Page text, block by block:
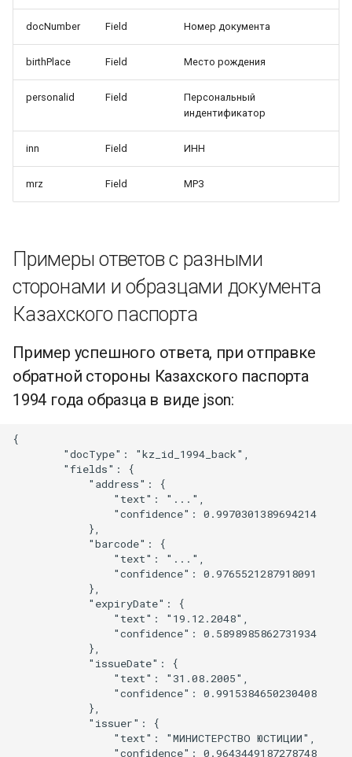
docNumber Field Номер документа
birthPlace Field Место рождения
personalid Field
Персональный
индентификатор
inn Field ИНН
mrz Field МРЗ
Примеры ответов с разными
сторонами и образцами документа
Казахского паспорта
Пример успешного ответа, при отправке
обратной стороны Казахского паспорта
1994 года образца в виде json:
{
        "docType": "kz_id_1994_back",
        "fields": {
            "address": {
                "text": "...",
                "confidence": 0.9970301389694214
            },
            "barcode": {
                "text": "...",
                "confidence": 0.9765521287918091
            },
            "expiryDate": {
                "text": "19.12.2048",
                "confidence": 0.5898985862731934
            },
            "issueDate": {
                "text": "31.08.2005",
                "confidence": 0.9915384650230408
            },
            "issuer": {
                "text": "МИНИСТЕРСТВО ЮСТИЦИИ",
                "confidence": 0.9643449187278748